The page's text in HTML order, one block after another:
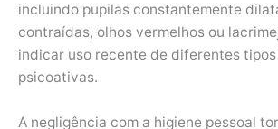
incluindo pupilas constantemente
contraídas, olhos vermelhos ou
indicar uso recente de diferentes
psicoativas.
A negligência com a higiene pessoal